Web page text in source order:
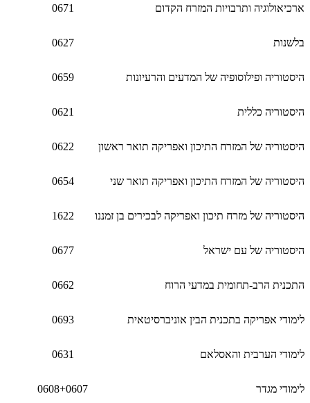
ארכיאולוגיה ותרבויות המזרח הקדום 0671
בלשנות 0627
היסטוריה ופילוסופיה של המדעים והרעיונות 0659
היסטוריה כללית 0621
היסטוריה של המזרח התיכון ואפריקה תואר ראשון 0622
היסטוריה של המזרח התיכון ואפריקה תואר שני 0654
היסטוריה של מזרח תיכון ואפריקה לבכירים בן זמננו 1622
היסטוריה של עם ישראל 0677
התכנית הרב-תחומית במדעי הרוח 0662
לימודי אפריקה בתכנית הבין אוניברסיטאית 0693
לימודי הערבית והאסלאם 0631
לימודי מגדר 0608+0607